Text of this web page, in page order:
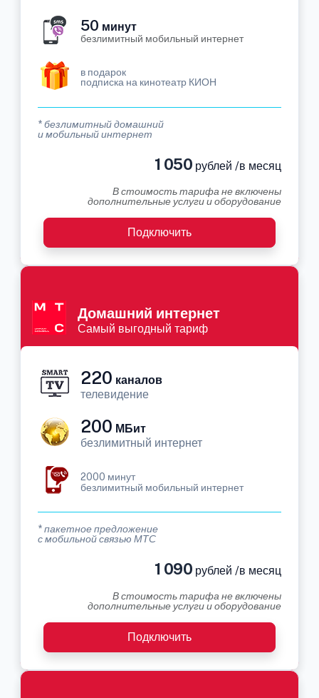
50 минут
безлимитный мобильный интернет
в подарок
подписка на кинотеатр КИОН
* безлимитный домашний
и мобильный интернет
1 050 рублей /в месяц
В стоимость тарифа не включены
дополнительные услуги и оборудование
Подключить
Домашний интернет
Самый выгодный тариф
220 каналов
телевидение
200 МБит
безлимитный интернет
2000 минут
безлимитный мобильный интернет
* пакетное предложение
с мобильной связью МТС
1 090 рублей /в месяц
В стоимость тарифа не включены
дополнительные услуги и оборудование
Подключить